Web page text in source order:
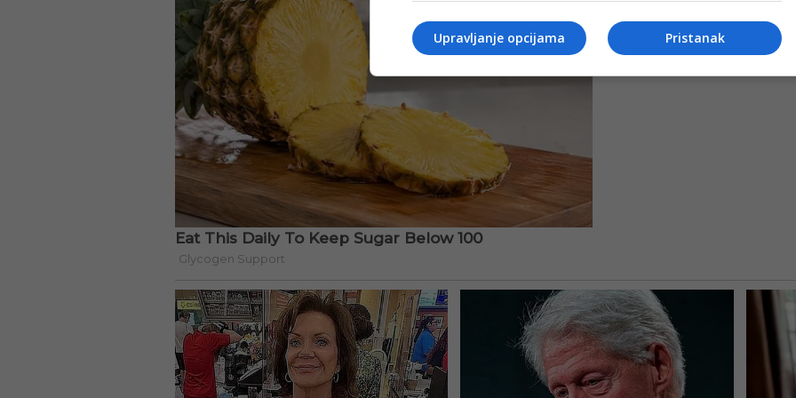
Pristanak
Upravljanje opcijama